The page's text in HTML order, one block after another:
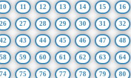
10 11 12 13 14 15 16
26 27 28 29 30 31 32
42 43 44 45 46 47 48
58 59 60 61 62 63 64
74 75 76 77 78 79 80